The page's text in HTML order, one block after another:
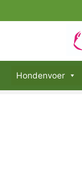
Hondenvoer